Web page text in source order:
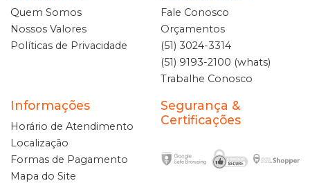
Quem Somos
Nossos Valores
Políticas de Privacidade
Fale Conosco
Orçamentos
(51) 3024-3314
(51) 9193-2100 (whats)
Trabalhe Conosco
Informações
Horário de Atendimento
Localização
Formas de Pagamento
Mapa do Site
Segurança &
Certificações